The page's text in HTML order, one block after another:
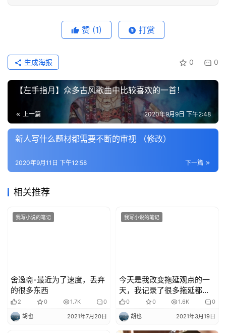
赞 (1) 打赏
0 0
生成海报
【左手指月】众多古风歌曲中比较喜欢的一首！
上一篇 2020年9月9日 下午2:48
新人写什么题材都需要不断的审视 （修改）
下一篇
2020年9月11日 下午12:58
相关推荐
我写小说的笔记
舍逸斋-最近为了速度，丢弃
的很多东西
2 0 1.7K 0
胡也 2021年7月20日
我写小说的笔记
今天是我改变拖延观点的一
天，我记录了很多拖延都在
做什么，和拖延症和谐相
处，就能够畅快很多
0 0 1.6K 0
胡也 2021年3月19日